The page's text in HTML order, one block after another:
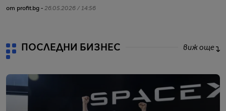
от profit.bg - 26.05.2026 / 14:56
ПОСЛЕДНИ БИЗНЕС виж още